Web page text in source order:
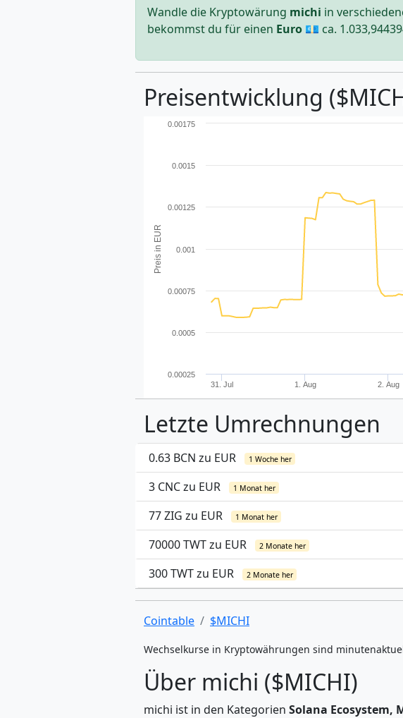
Wandle die Kryptowärung michi in
bekommst du für einen Euro 💶 ca.
Preisentwicklung
Preis in EUR
31. Jul 1. Aug 2. Aug
0.00025
0.0005
0.00075
0.001
0.00125
0.0015
0.00175
Letzte Umrechnungen
0.63 BCN zu EUR 1 Woche her
3 CNC zu EUR 1 Monat her
77 ZIG zu EUR 1 Monat her
70000 TWT zu EUR 2 Monate her
300 TWT zu EUR 2 Monate her
Cointable $MICHI
Wechselkurse in Kryptowährungen sind
Über michi ($MICHI)
michi ist in den Kategorien Solana Ecosystem,